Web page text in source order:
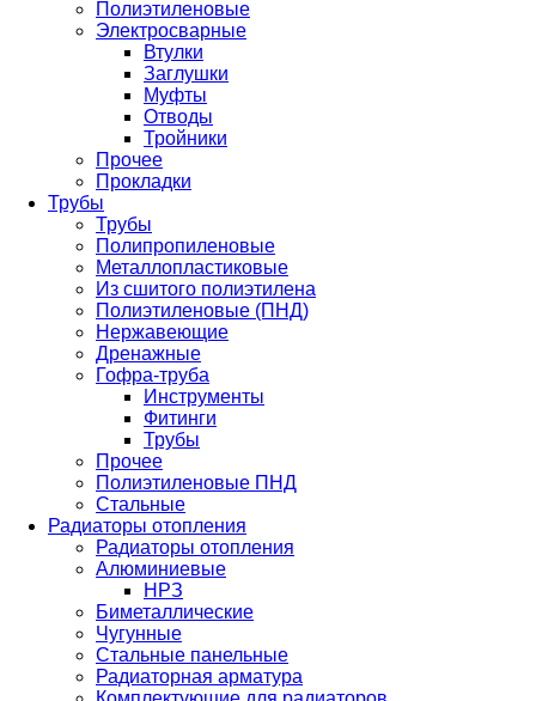
Полиэтиленовые
Электросварные
Втулки
Заглушки
Муфты
Отводы
Тройники
Прочее
Прокладки
Трубы
Трубы
Полипропиленовые
Металлопластиковые
Из сшитого полиэтилена
Полиэтиленовые (ПНД)
Нержавеющие
Дренажные
Гофра-труба
Инструменты
Фитинги
Трубы
Прочее
Полиэтиленовые ПНД
Стальные
Радиаторы отопления
Радиаторы отопления
Алюминиевые
НРЗ
Биметаллические
Чугунные
Стальные панельные
Радиаторная арматура